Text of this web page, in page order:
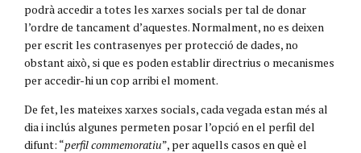
podrà accedir a totes les xarxes socials per tal de donar
l’ordre de tancament d’aquestes. Normalment, no es deixen
per escrit les contrasenyes per protecció de dades, no
obstant això, si que es poden establir directrius o mecanismes
per accedir-hi un cop arribi el moment.
De fet, les mateixes xarxes socials, cada vegada estan més al
dia i inclús algunes permeten posar l’opció en el perfil del
difunt: “perfil commemoratiu”, per aquells casos en què el